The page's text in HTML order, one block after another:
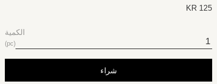
125
الكمية
pc
شراء